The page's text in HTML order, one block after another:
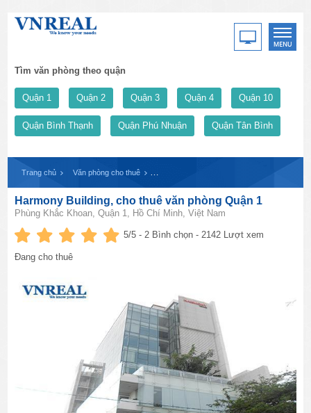
Tìm văn phòng theo quận
Quận 1 Quận 2 Quận 3 Quận 4 Quận 10
Quận Bình Thạnh Quận Phú Nhuận Quận Tân Bình
Trang chủ Văn phòng cho thuê
Harmony Building, cho thuê văn phòng Quận 1
Phùng Khắc Khoan, Quận 1, Hồ Chí Minh, Việt Nam
5/5 -2 Bình chọn - 2142 Lượt xem
Đang cho thuê